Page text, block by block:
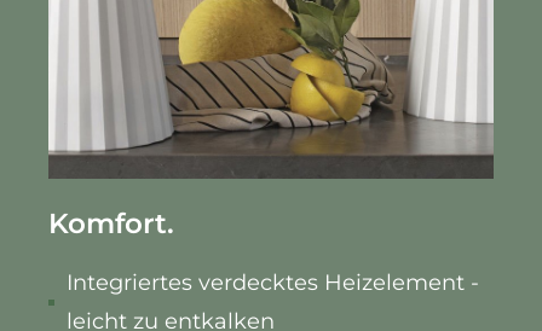
Komfort.
Integriertes verdecktes Heizelement -
leicht zu entkalken